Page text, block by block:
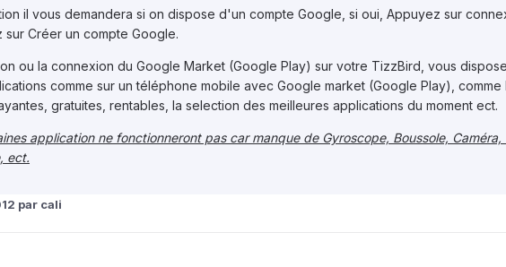
il vous demandera si on dispose d'un compte Google, si oui, Appuyez sur
sur Créer un compte Google.
ou la connexion du Google Market (Google Play) sur votre TizzBird, vous
comme sur un téléphone mobile avec Google market (Google Play), comme
gratuites, rentables, la selection des meilleures applications du moment ect.
application ne fonctionneront pas car manque de Gyroscope, Boussole, Caméra,
ect.
par cali